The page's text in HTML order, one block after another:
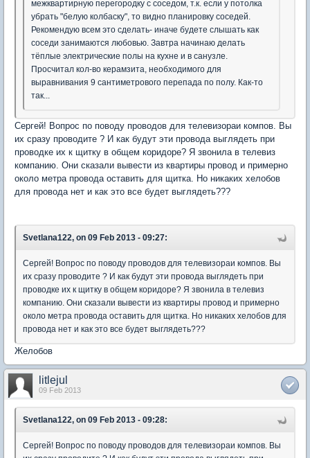
межквартирную перегородку с соседом, т.к. если у потолка
убрать "белую колбаску", то видно планировку соседей.
Рекомендую всем это сделать- иначе будете слышать как
соседи занимаются любовью. Завтра начинаю делать
тёплые электрические полы на кухне и в санузле.
Просчитал кол-во керамзита, необходимого для
выравнивания 9 сантиметрового перепада по полу. Как-то
так...
Сергей! Вопрос по поводу проводов для телевизораи компов. Вы
их сразу проводите ? И как будут эти провода выглядеть при
проводке их к щитку в общем коридоре? Я звонила в телевиз
компанию. Они сказали вывести из квартиры провод и примерно
около метра провода оставить для щитка. Но никаких хелобов
для провода нет и как это все будет выглядеть???
Svetlana122, on 09 Feb 2013 - 09:27:
Сергей! Вопрос по поводу проводов для телевизораи компов. Вы
их сразу проводите ? И как будут эти провода выглядеть при
проводке их к щитку в общем коридоре? Я звонила в телевиз
компанию. Они сказали вывести из квартиры провод и примерно
около метра провода оставить для щитка. Но никаких хелобов для
провода нет и как это все будет выглядеть???
Желобов
litlejul
09 Feb 2013
Svetlana122, on 09 Feb 2013 - 09:28:
Сергей! Вопрос по поводу проводов для телевизораи компов. Вы